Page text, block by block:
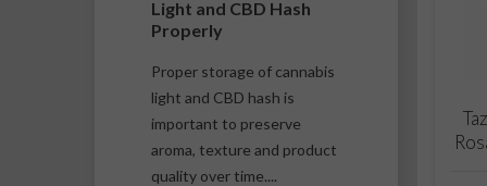
Light and CBD Hash
Properly
Proper storage of cannabis
light and CBD hash is
important to preserve
aroma, texture and product
quality over time....
Cannabis
confused,
important